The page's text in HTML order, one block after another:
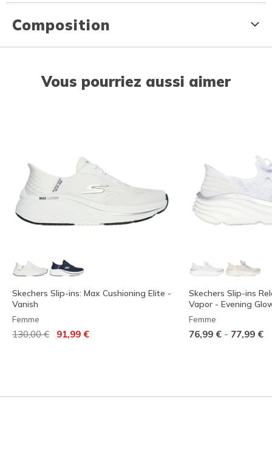
Composition
Vous pourriez aussi aimer
Skechers Slip-ins: Max Cushioning Elite -
Vanish
Femme
Prix réduit de
130,00 € 91,99 €
Skechers Slip-ins
Vapor - Evening
Femme
76,99 € - 77,99 €